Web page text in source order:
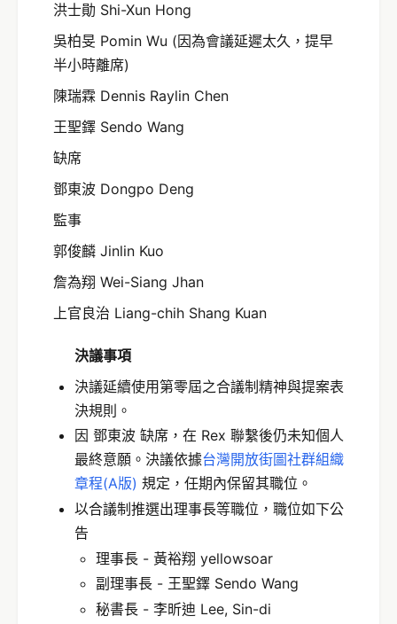
洪士勛 Shi-Xun Hong
吳柏旻 Pomin Wu (因為會議延遲太久，提早
半小時離席)
陳瑞霖 Dennis Raylin Chen
王聖鐸 Sendo Wang
缺席
鄧東波 Dongpo Deng
監事
郭俊麟 Jinlin Kuo
詹為翔 Wei-Siang Jhan
上官良治 Liang-chih Shang Kuan
決議事項
決議延續使用第零屆之合議制精神與提案表
決規則。
因 鄧東波 缺席，在 Rex 聯繫後仍未知個人
最終意願。決議依據台灣開放街圖社群組織
章程(A版) 規定，任期內保留其職位。
以合議制推選出理事長等職位，職位如下公
告
理事長 - 黃裕翔 yellowsoar
副理事長 - 王聖鐸 Sendo Wang
秘書長 - 李昕迪 Lee, Sin-di